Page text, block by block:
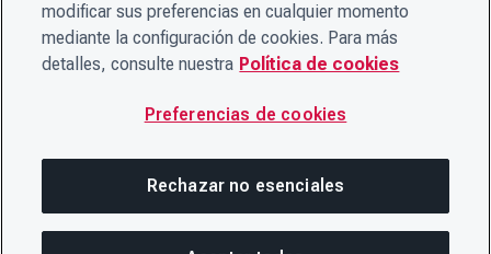
modificar sus preferencias en cualquier momento
mediante la configuración de cookies. Para más
detalles, consulte nuestra Política de cookies
Preferencias de cookies
Rechazar no esenciales